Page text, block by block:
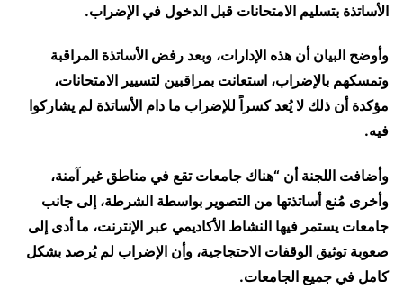
الأساتذة بتسليم الامتحانات قبل الدخول في الإضراب.
وأوضح البيان أن هذه الإدارات، وبعد رفض الأساتذة المراقبة
وتمسكهم بالإضراب، استعانت بمراقبين لتسيير الامتحانات،
مؤكدة أن ذلك لا يُعد كسراً للإضراب ما دام الأساتذة لم يشاركوا
فيه.
وأضافت اللجنة أن “هناك جامعات تقع في مناطق غير آمنة،
وأخرى مُنع أساتذتها من التصوير بواسطة الشرطة، إلى جانب
جامعات يستمر فيها النشاط الأكاديمي عبر الإنترنت، ما أدى إلى
صعوبة توثيق الوقفات الاحتجاجية، وأن الإضراب لم يُرصد بشكل
كامل في جميع الجامعات.